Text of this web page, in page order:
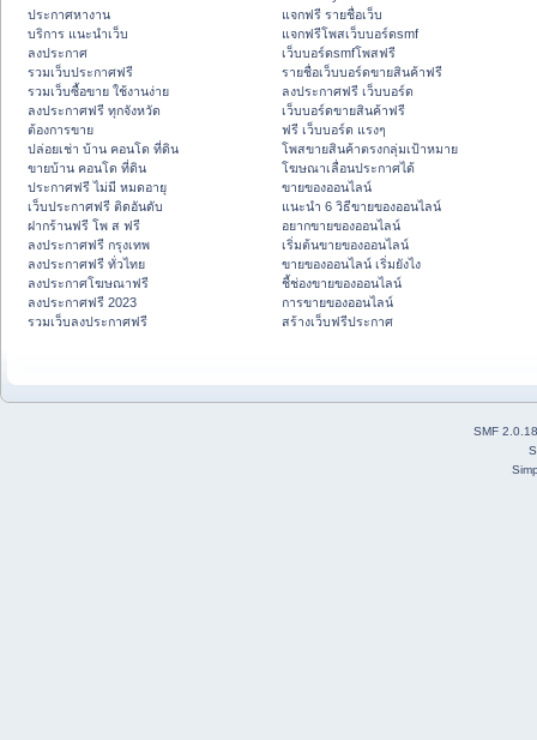
ประกาศหางาน
บริการ แนะนำเว็บ
ลงประกาศ
รวมเว็บประกาศฟรี
รวมเว็บซื้อขาย ใช้งานง่าย
ลงประกาศฟรี ทุกจังหวัด
ต้องการขาย
ปล่อยเช่า บ้าน คอนโด ที่ดิน
ขายบ้าน คอนโด ที่ดิน
ประกาศฟรี ไม่มี หมดอายุ
เว็บประกาศฟรี ติดอันดับ
ฝากร้านฟรี โพ ส ฟรี
ลงประกาศฟรี กรุงเทพ
ลงประกาศฟรี ทั่วไทย
ลงประกาศโฆษณาฟรี
ลงประกาศฟรี 2023
รวมเว็บลงประกาศฟรี
แจกฟรี รายชื่อเว็บ
แจกฟรีโพสเว็บบอร์ดsmf
เว็บบอร์ดsmfโพสฟรี
รายชื่อเว็บบอร์ดขายสินค้าฟรี
ลงประกาศฟรี เว็บบอร์ด
เว็บบอร์ดขายสินค้าฟรี
ฟรี เว็บบอร์ด แรงๆ
โพสขายสินค้าตรงกลุ่มเป้าหมาย
โฆษณาเลื่อนประกาศได้
ขายของออนไลน์
แนะนำ 6 วิธีขายของออนไลน์
อยากขายของออนไลน์
เริ่มต้นขายของออนไลน์
ขายของออนไลน์ เริ่มยังไง
ชี้ช่องขายของออนไลน์
การขายของออนไลน์
สร้างเว็บฟรีประกาศ
SMF 2.0.18